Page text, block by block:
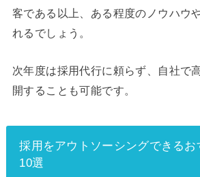
客である以上、ある程度のノウハウ
れるでしょう。
次年度は採用代行に頼らず、自社で
開することも可能です。
採用をアウトソーシングできる
10選